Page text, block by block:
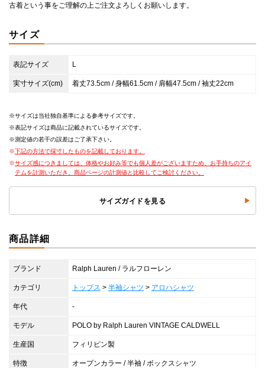
古着という事をご理解の上ご注文よろしくお願いします。
サイズ
表記サイズ L
実寸サイズ(cm) 着丈73.5cm / 身幅61.5cm / 肩幅47.5cm / 袖丈22cm
サイズは当社独自基準による参考サイズです。
表記サイズは商品に記載されているサイズです。
測定値の若干の誤差はご了承下さい。
下記の方法で採寸したものを記載しております。
サイズ感につきましては、体格やお好み等でも個人差がございますため、お手持ちのアイ
テムを計測いただき、商品ページの計測値と比較してご検討ください。
サイズガイドを見る
商品詳細
ブランド Ralph Lauren / ラルフローレン
カテゴリ トップス > 半袖シャツ > アロハシャツ
年代 -
モデル POLO by Ralph Lauren VINTAGE CALDWELL
生産国 フィリピン製
特徴 オープンカラー / 半袖 / ボックスシャツ